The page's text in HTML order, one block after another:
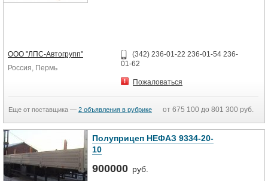
ООО "ЛПС-Автогрупп"
Россия, Пермь
(342) 236-01-22 236-01-54 236-
01-62
Пожаловаться
Еще от поставщика — 2 объявления в рубрике от 675 100 до 801 300 руб.
Полуприцеп НЕФАЗ 9334-20-
10
900000 руб.